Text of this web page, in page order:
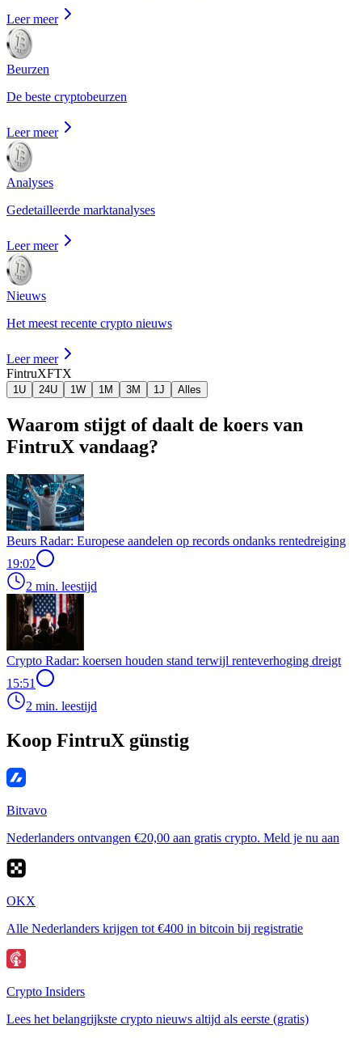
Leer meer
Beurzen
De beste cryptobeurzen
Leer meer
Analyses
Gedetailleerde marktanalyses
Leer meer
Nieuws
Het meest recente crypto nieuws
Leer meer
FintruXFTX
1U 24U 1W 1M 3M 1J Alles
Waarom stijgt of daalt de koers van
FintruX vandaag?
Beurs Radar: Europese aandelen op records ondanks rentedreiging
19:02
2 min. leestijd
Crypto Radar: koersen houden stand terwijl renteverhoging dreigt
15:51
2 min. leestijd
Koop FintruX günstig
Bitvavo
Nederlanders ontvangen €20,00 aan gratis crypto. Meld je nu aan
OKX
Alle Nederlanders krijgen tot €400 in bitcoin bij registratie
Crypto Insiders
Lees het belangrijkste crypto nieuws altijd als eerste (gratis)